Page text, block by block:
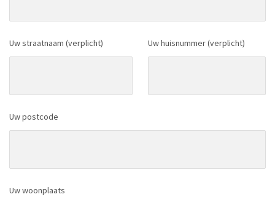
Uw straatnaam (verplicht) Uw huisnummer (verplicht)
Uw postcode
Uw woonplaats